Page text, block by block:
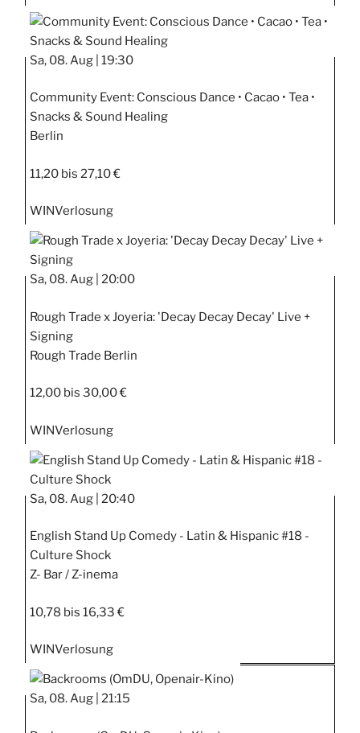
Sa, 08. Aug | 19:30
Community Event: Conscious Dance • Cacao • Tea •
Snacks & Sound Healing
Berlin
11,20 bis 27,10 €
WINVerlosung
Sa, 08. Aug | 20:00
Rough Trade x Joyeria: 'Decay Decay Decay' Live +
Signing
Rough Trade Berlin
12,00 bis 30,00 €
WINVerlosung
Sa, 08. Aug | 20:40
English Stand Up Comedy - Latin & Hispanic #18 -
Culture Shock
Z- Bar / Z-inema
10,78 bis 16,33 €
WINVerlosung
Sa, 08. Aug | 21:15